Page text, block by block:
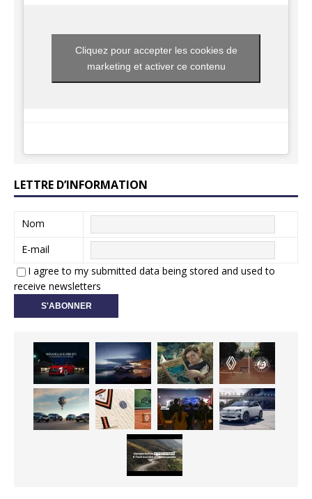
Cliquez pour accepter les cookies de
marketing et activer ce contenu
LETTRE D’INFORMATION
Nom
E-mail
I agree to my submitted data being stored and used to
receive newsletters